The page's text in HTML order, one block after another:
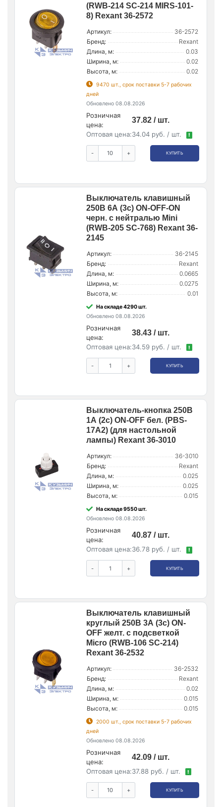
(RWB-214 SC-214 MIRS-101-
8) Rexant 36-2572
Артикул:
36-2572
Бренд:
Rexant
Длина, м:
0.03
Ширина, м:
0.02
Высота, м:
0.02
9470 шт., срок поставки 5-7 рабочих
дней
Обновлено 08.08.2026
Розничная
цена:
37.82 / шт.
Оптовая цена:34.04 руб. / шт. !
- + КУПИТЬ
Выключатель клавишный
250В 6А (3с) ON-OFF-ON
черн. с нейтралью Mini
(RWB-205 SC-768) Rexant 36-
2145
Артикул:
36-2145
Бренд:
Rexant
Длина, м:
0.0665
Ширина, м:
0.0275
Высота, м:
0.01
На складе 4290 шт.
Обновлено 08.08.2026
Розничная
цена:
38.43 / шт.
Оптовая цена:34.59 руб. / шт. !
- + КУПИТЬ
Выключатель-кнопка 250В
1А (2с) ON-OFF бел. (PBS-
17A2) (для настольной
лампы) Rexant 36-3010
Артикул:
36-3010
Бренд:
Rexant
Длина, м:
0.025
Ширина, м:
0.025
Высота, м:
0.015
На складе 9550 шт.
Обновлено 08.08.2026
Розничная
цена:
40.87 / шт.
Оптовая цена:36.78 руб. / шт. !
- + КУПИТЬ
Выключатель клавишный
круглый 250В 3А (3с) ON-
OFF желт. с подсветкой
Micro (RWB-106 SC-214)
Rexant 36-2532
Артикул:
36-2532
Бренд:
Rexant
Длина, м:
0.02
Ширина, м:
0.015
Высота, м:
0.015
2000 шт., срок поставки 5-7 рабочих
дней
Обновлено 08.08.2026
Розничная
цена:
42.09 / шт.
Оптовая цена:37.88 руб. / шт. !
- + КУПИТЬ